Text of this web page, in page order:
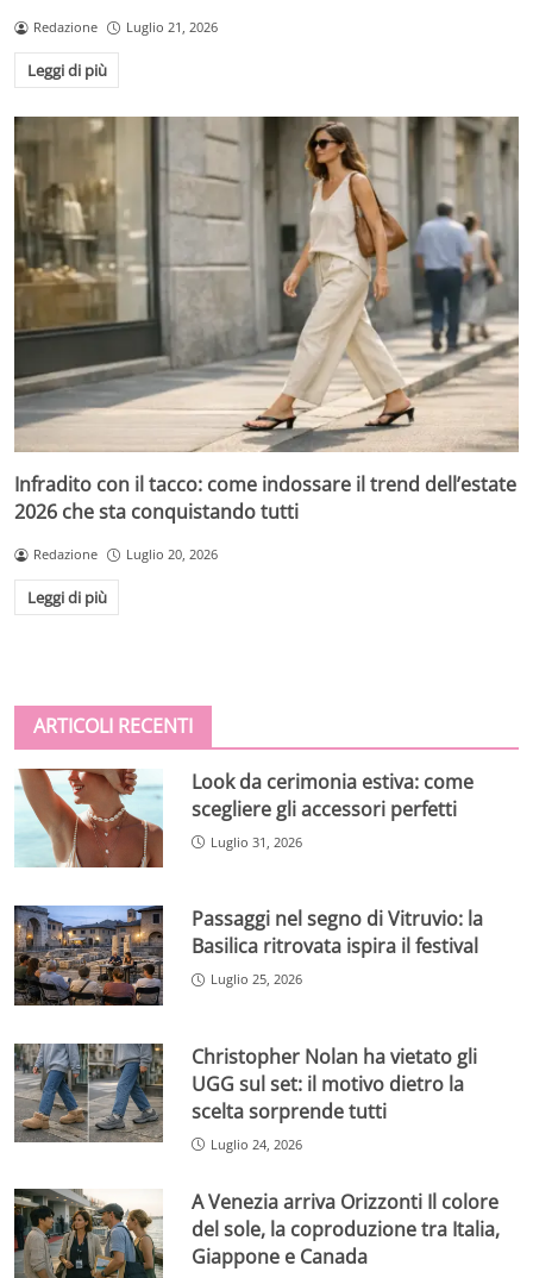
Redazione Luglio 21, 2026
Leggi di più
Infradito con il tacco: come indossare il trend dell’estate
2026 che sta conquistando tutti
Redazione Luglio 20, 2026
Leggi di più
ARTICOLI RECENTI
Look da cerimonia estiva: come
scegliere gli accessori perfetti
Luglio 31, 2026
Passaggi nel segno di Vitruvio: la
Basilica ritrovata ispira il festival
Luglio 25, 2026
Christopher Nolan ha vietato gli
UGG sul set: il motivo dietro la
scelta sorprende tutti
Luglio 24, 2026
A Venezia arriva Orizzonti Il colore
del sole, la coproduzione tra Italia,
Giappone e Canada